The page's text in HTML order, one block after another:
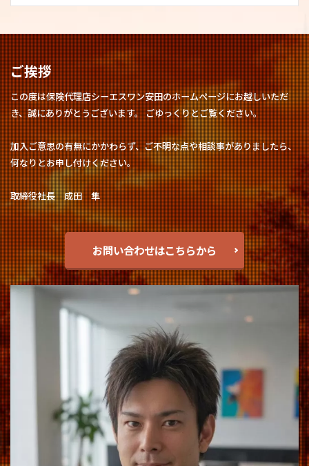
ご挨拶
この度は保険代理店シーエスワン安田のホームページにお越しいただ
き、誠にありがとうございます。 ごゆっくりとご覧ください。
加入ご意思の有無にかかわらず、ご不明な点や相談事がありましたら、
何なりとお申し付けください。
取締役社長 成田 隼
お問い合わせはこちらから